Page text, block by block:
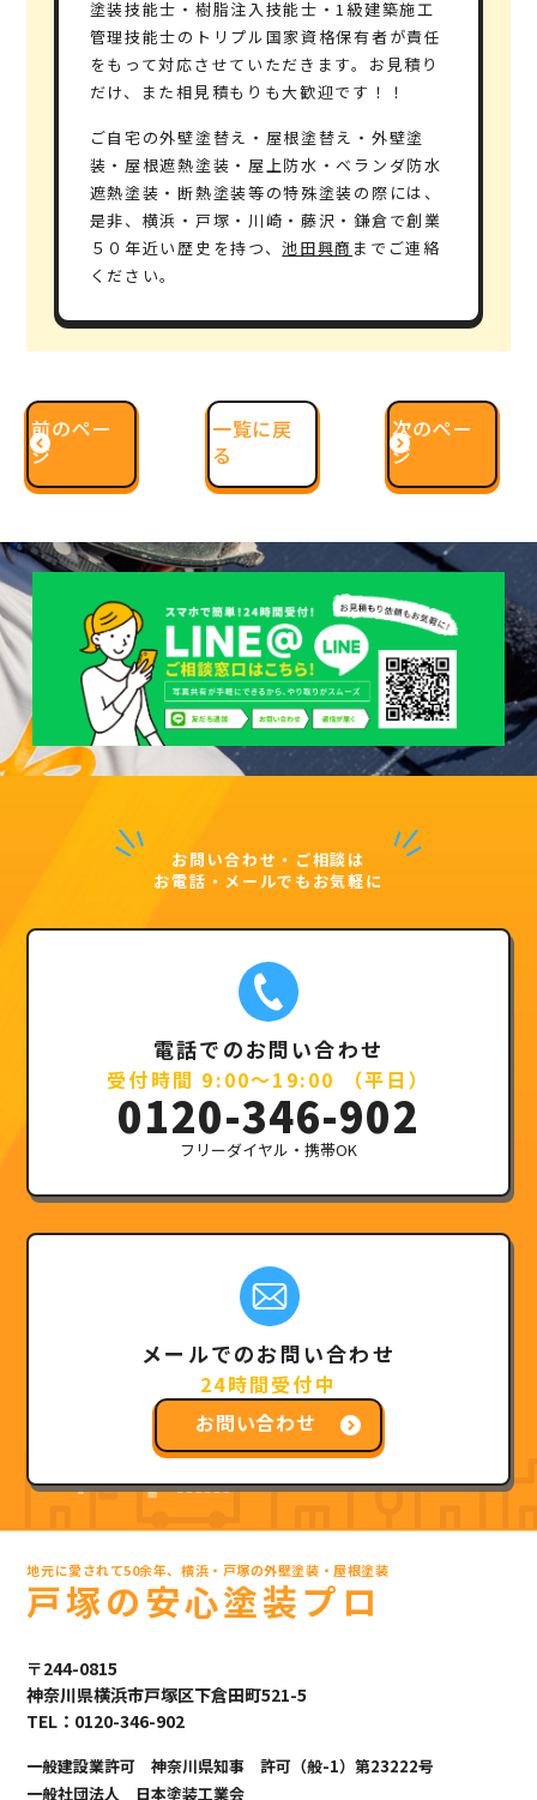
塗装技能士・樹脂注入技能士・1級建築施工
管理技能士のトリプル国家資格保有者が責任
をもって対応させていただきます。お見積り
だけ、また相見積もりも大歓迎です！！
ご自宅の外壁塗替え・屋根塗替え・外壁塗
装・屋根遮熱塗装・屋上防水・ベランダ防水
遮熱塗装・断熱塗装等の特殊塗装の際には、
是非、横浜・戸塚・川崎・藤沢・鎌倉で創業
５０年近い歴史を持つ、池田興商 までご連絡
ください。
前のペー
ジ
一覧に戻
る
次のペー
ジ
お問い合わせ・ご相談は
お電話・メールでもお気軽に
電話でのお問い合わせ
受付時間 9:00～19:00 （平日）
0120-346-902
フリーダイヤル・携帯OK
メールでのお問い合わせ
24時間受付中
お問い合わせ
地元に愛されて50余年、横浜・戸塚の外壁塗装・屋根塗装
戸塚の安心塗装プロ
〒244-0815
神奈川県横浜市戸塚区下倉田町521-5
TEL：0120-346-902
一般建設業許可 神奈川県知事 許可（般-1）第23222号
一般社団法人 日本塗装工業会